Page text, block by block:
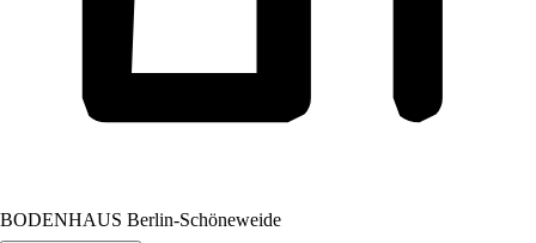
BODENHAUS Berlin-Schöneweide